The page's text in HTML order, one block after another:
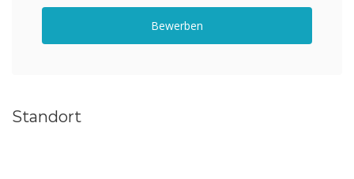
Bewerben
Standort